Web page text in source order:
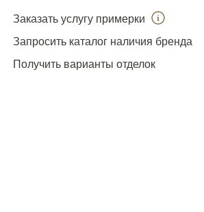
Заказать услугу примерки
Запросить каталог наличия бренда
Получить варианты отделок